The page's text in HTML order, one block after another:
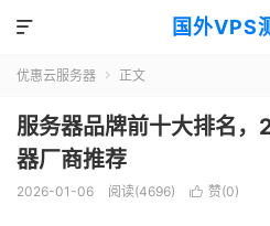
国外VPS

优惠云服务器  正文
服务器品牌前十大排名
器厂商推荐
2026-01-06 阅读(4696)  赞(0)